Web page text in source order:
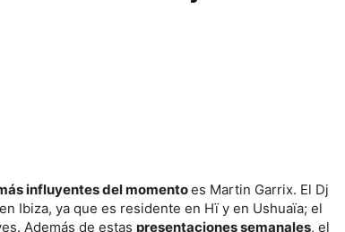
influyentes del momentoes Martin Garrix. El Dj
Ibiza, ya que es residente en Hï y en Ushuaïa; el
Además de estas presentaciones semanales, el